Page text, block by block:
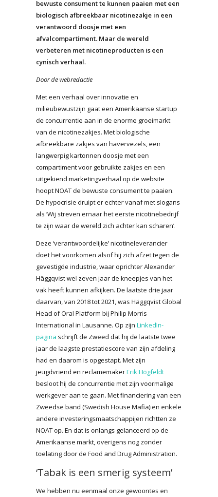
bewuste consument te kunnen paaien met een
biologisch afbreekbaar nicotinezakje in een
verantwoord doosje met een
afvalcompartiment. Maar de wereld
verbeteren met nicotineproducten is een
cynisch verhaal.
Door de webredactie
Met een verhaal over innovatie en
milieubewustzijn gaat een Amerikaanse startup
de concurrentie aan in de enorme groeimarkt
van de nicotinezakjes. Met biologische
afbreekbare zakjes van havervezels, een
langwerpig kartonnen doosje met een
compartiment voor gebruikte zakjes en een
uitgekiend marketingverhaal op de website
hoopt NOAT de bewuste consument te paaien.
De hypocrisie druipt er echter vanaf met slogans
als ‘Wij streven ernaar het eerste nicotinebedrijf
te zijn waar de wereld zich achter kan scharen’.
Deze ‘verantwoordelijke’ nicotineleverancier
doet het voorkomen alsof hij zich afzet tegen de
gevestigde industrie, waar oprichter Alexander
Häggqvist wel zeven jaar de kneepjes van het
vak heeft kunnen afkijken. De laatste drie jaar
daarvan, van 2018 tot 2021, was Häggqvist Global
Head of Oral Platform bij Philip Morris
International in Lausanne. Op zijn LinkedIn-
pagina schrijft de Zweed dat hij de laatste twee
jaar de laagste prestatiescore van zijn afdeling
had en daarom is opgestapt. Met zijn
jeugdvriend en reclamemakerErik Högfeldt
besloot hij de concurrentie met zijn voormalige
werkgever aan te gaan. Met financiering van een
Zweedse band (Swedish House Mafia) en enkele
andere investeringsmaatschappijen richtten ze
NOAT op. En dat is onlangs gelanceerd op de
Amerikaanse markt, overigens nog zonder
toelating door de Food and Drug Administration.
‘Tabak is een smerig systeem’
We hebben nu eenmaal onze gewoontes en